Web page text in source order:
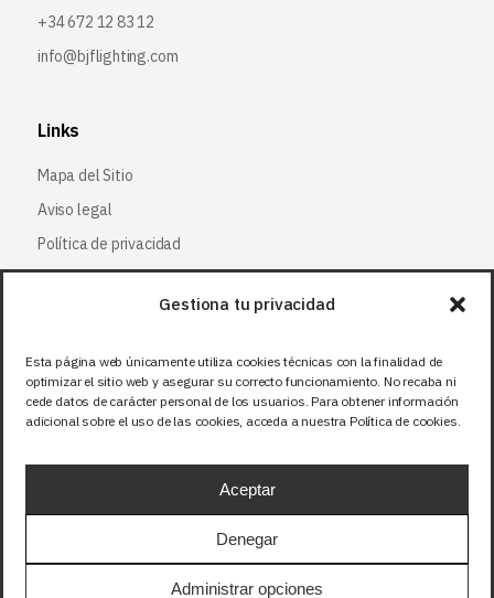
Gestiona tu privacidad
Esta página web únicamente utiliza cookies técnicas con la finalidad de
optimizar el sitio web y asegurar su correcto funcionamiento. No recaba ni
cede datos de carácter personal de los usuarios. Para obtener información
adicional sobre el uso de las cookies, acceda a nuestra Política de cookies.
Aceptar
Denegar
Administrar opciones
+34 672 12 83 12
info@bjflighting.com
Links
Mapa del Sitio
Aviso legal
Política de privacidad
Política de cookies
Síguenos
Facebook
X (Twitter)
Instagram
Precios sin IVA (21%). Tasa RAEE incluida en